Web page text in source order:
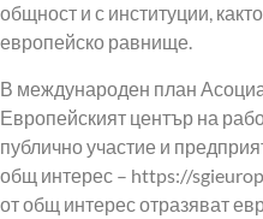
общност и с институции,
европейско равнище.
В международен план
Европейският център на
публично участие и
общ интерес – https://
от общ интерес отразяват